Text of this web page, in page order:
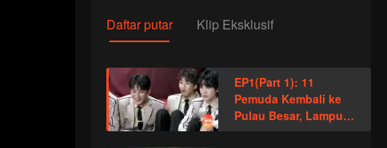
Daftar putar Klip Eksklusif
EP1(Part 1): 11
Pemuda Kembali ke
Pulau Besar, Lampu
Bersinar Lagi